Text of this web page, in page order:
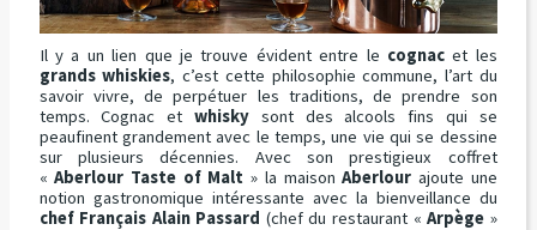
Il y a un lien que je trouve évident entre le cognacet les
grands whiskies, c’est cette philosophie commune, l’art du
savoir vivre, de perpétuer les traditions, de prendre son
temps. Cognac et whiskysont des alcools fins qui se
peaufinent grandement avec le temps, une vie qui se dessine
sur plusieurs décennies. Avec son prestigieux coffret
«Aberlour Taste of Malt » la maisonAberlour ajoute une
notion gastronomique intéressante avec la bienveillance du
chef Français Alain Passard (chef du restaurant «Arpège »